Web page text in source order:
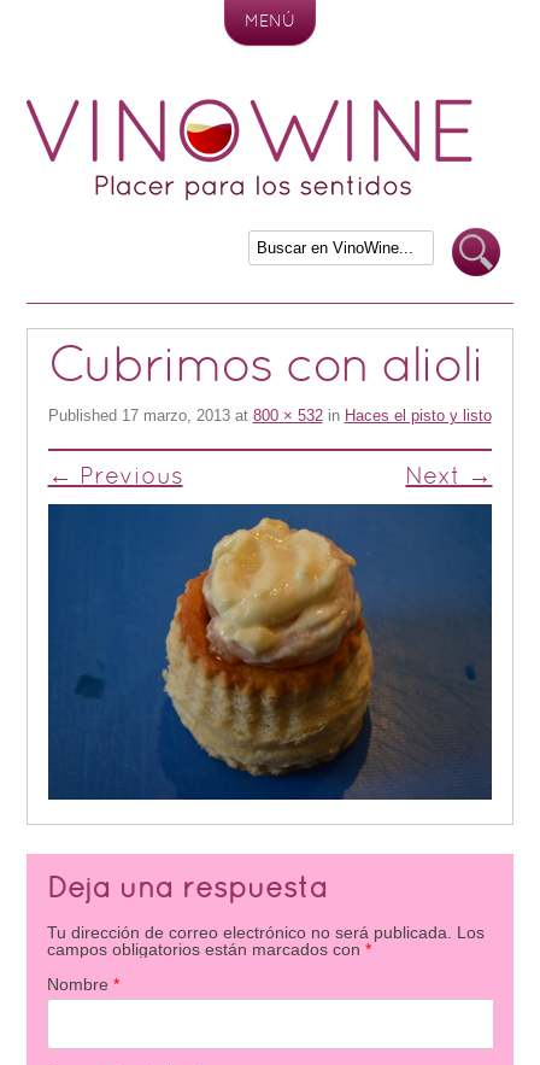
MENÚ
Cubrimos con alioli
Published 17 marzo, 2013at 800 × 532in Haces el pisto y listo
← Previous Next →
Deja una respuesta
Tu dirección de correo electrónico no será publicada.
Los
campos obligatorios están marcados con *
Nombre *